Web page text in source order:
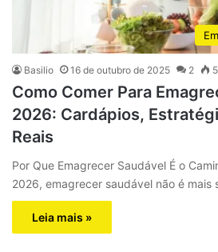
Basilio 16 de outubro de 2025 2
Como Comer Para
2026: Cardápios,
Reais
Por Que Emagrecer Saudável É o
2026, emagrecer saudável não é
Leia mais »